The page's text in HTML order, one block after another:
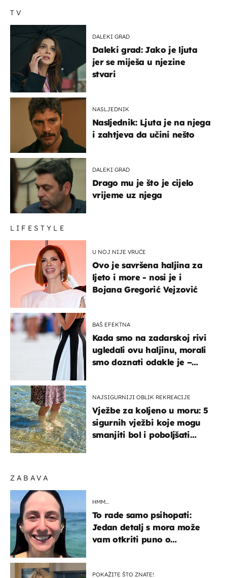
ZABAVA
HMM…
To rade samo psihopati:
Jedan detalj s mora može
vam otkriti puno o
POKAŽITE ŠTO ZNATE!
TV
DALEKI GRAD
Daleki grad: Jako je ljuta
jer se miješa u njezine
stvari
NASLJEDNIK
Nasljednik: Ljuta je na njega
i zahtjeva da učini nešto
DALEKI GRAD
Drago mu je što je cijelo
vrijeme uz njega
LIFESTYLE
U NOJ NIJE VRUĆE
Ovo je savršena haljina za
ljeto i more - nosi je i
Bojana Gregorić Vejzović
BAŠ EFEKTNA
Kada smo na zadarskoj rivi
ugledali ovu haljinu, morali
smo doznati odakle je –
NAJSIGURNIJI OBLIK REKREACIJE
Vježbe za koljeno u moru: 5
sigurnih vježbi koje mogu
smanjiti bol i poboljšati